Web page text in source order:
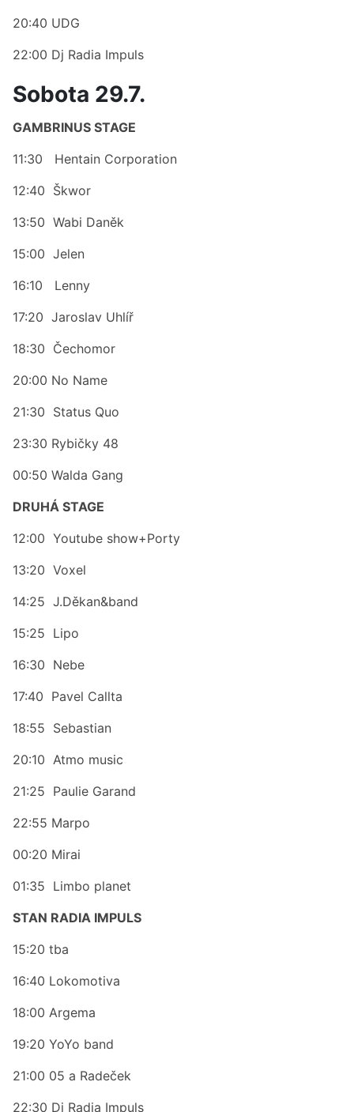
20:40 UDG
22:00 Dj Radia Impuls
Sobota 29.7.
GAMBRINUS STAGE
11:30 Hentain Corporation
12:40 Škwor
13:50 Wabi Daněk
15:00 Jelen
16:10 Lenny
17:20 Jaroslav Uhlíř
18:30 Čechomor
20:00 No Name
21:30 Status Quo
23:30 Rybičky 48
00:50 Walda Gang
DRUHÁ STAGE
12:00 Youtube show+Porty
13:20 Voxel
14:25 J.Děkan&band
15:25 Lipo
16:30 Nebe
17:40 Pavel Callta
18:55 Sebastian
20:10 Atmo music
21:25 Paulie Garand
22:55 Marpo
00:20 Mirai
01:35 Limbo planet
STAN RADIA IMPULS
15:20 tba
16:40 Lokomotiva
18:00 Argema
19:20 YoYo band
21:00 05 a Radeček
22:30 Dj Radia Impuls